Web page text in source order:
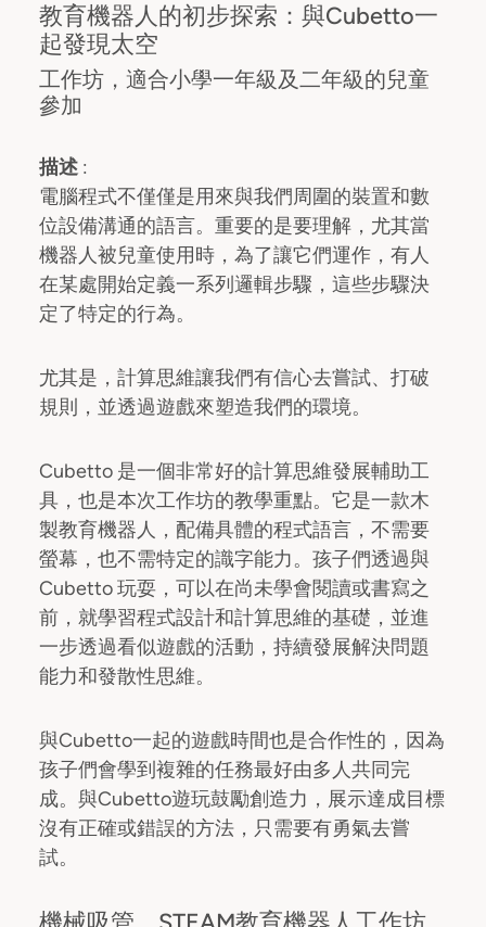
教育機器人的初步探索：與Cubetto一
起發現太空
工作坊，適合小學一年級及二年級的兒童
參加
描述 :
電腦程式不僅僅是用來與我們周圍的裝置和數
位設備溝通的語言。重要的是要理解，尤其當
機器人被兒童使用時，為了讓它們運作，有人
在某處開始定義一系列邏輯步驟，這些步驟決
定了特定的行為。
尤其是，計算思維讓我們有信心去嘗試、打破
規則，並透過遊戲來塑造我們的環境。
Cubetto 是一個非常好的計算思維發展輔助工
具，也是本次工作坊的教學重點。它是一款木
製教育機器人，配備具體的程式語言，不需要
螢幕，也不需特定的識字能力。孩子們透過與
Cubetto 玩耍，可以在尚未學會閱讀或書寫之
前，就學習程式設計和計算思維的基礎，並進
一步透過看似遊戲的活動，持續發展解決問題
能力和發散性思維。
與Cubetto一起的遊戲時間也是合作性的，因為
孩子們會學到複雜的任務最好由多人共同完
成。與Cubetto遊玩鼓勵創造力，展示達成目標
沒有正確或錯誤的方法，只需要有勇氣去嘗
試。